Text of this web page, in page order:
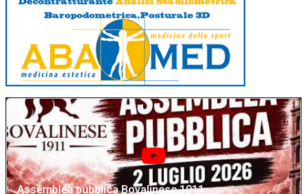
Assemblea pubblica Bovalinese 1911